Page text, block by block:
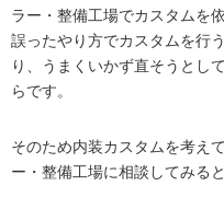
ラー・整備工場でカスタムを
誤ったやり方でカスタムを行
り、うまくいかず直そうとし
らです。
そのため内装カスタムを考え
ー・整備工場に相談してみる